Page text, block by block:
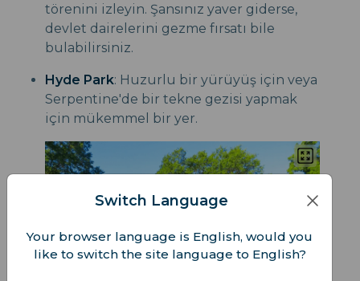
törenini izleyin. Şansınız yaver giderse,
devlet dairelerini gezme fırsatı bile
bulabilirsiniz.
Hyde Park: Huzurlu bir yürüyüş için veya
Serpentine'de bir tekne gezisi yapmak
için mükemmel bir yer.
Switch Language
Your browser language is English, would you
like to switch the site language to English?